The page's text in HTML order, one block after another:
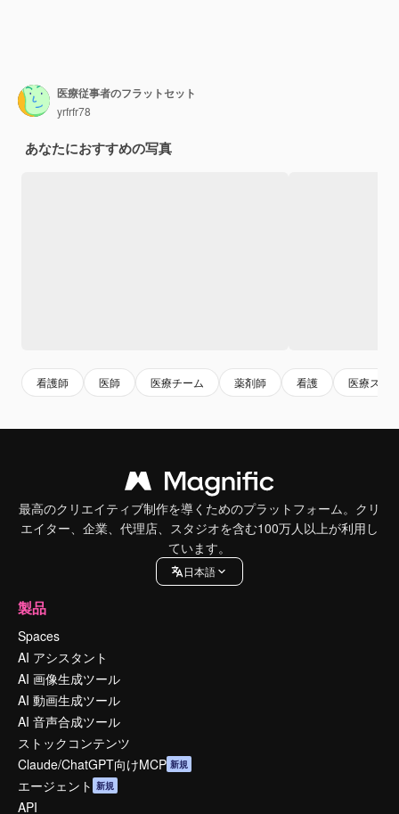
医療従事者のフラットセット
yrfrfr78
あなたにおすすめの写真
看護師 医師 医療チーム 薬剤師 看護 医療スタ
最高のクリエイティブ制作を導くためのプラットフォーム。クリ
エイター、企業、代理店、スタジオを含む100万人以上が利用し
ています。
日本語
製品
Spaces
AI アシスタント
AI 画像生成ツール
AI 動画生成ツール
AI 音声合成ツール
ストックコンテンツ
Claude/ChatGPT向けMCP 新規
エージェント 新規
API